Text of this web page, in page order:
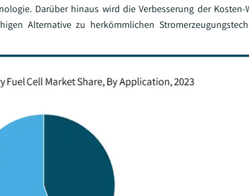
Darüber hinaus wird die Verbesserung der
Alternative zu herkömmlichen